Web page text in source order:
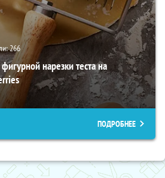
266
нарезки теста на
ПОДРОБНЕЕ